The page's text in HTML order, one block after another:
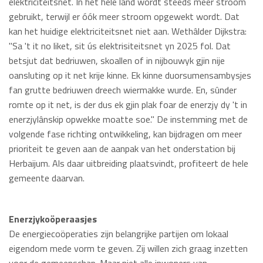
gebruikt, terwijl er óók meer stroom opgewekt wordt. Dat
kan het huidige elektriciteitsnet niet aan. Wethâlder Dijkstra:
"Sa 't it no liket, sit ús elektrisiteitsnet yn 2025 fol. Dat
betsjut dat bedriuwen, skoallen of in nijbouwyk gjin nije
oansluting op it net krije kinne. Ek kinne duorsumensambysjes
fan grutte bedriuwen dreech wiermakke wurde. En, sûnder
romte op it net, is der dus ek gjin plak foar de enerzjy dy 't in
enerzjylânskip opwekke moatte soe." De instemming met de
volgende fase richting ontwikkeling, kan bijdragen om meer
prioriteit te geven aan de aanpak van het onderstation bij
Herbaijum. Als daar uitbreiding plaatsvindt, profiteert de hele
gemeente daarvan.
Enerzjykoöperaasjes
De energiecoöperaties zijn belangrijke partijen om lokaal
eigendom mede vorm te geven. Zij willen zich graag inzetten